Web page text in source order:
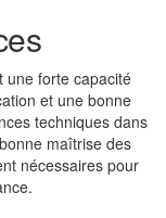
une forte capacité
et une bonne
techniques dans
maîtrise des
nécessaires pour